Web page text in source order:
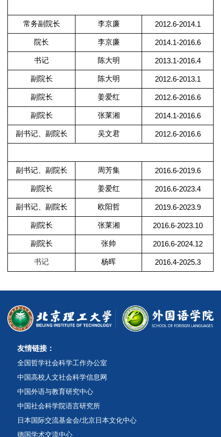
常务副院长 李京廉 2012.6-2014.1
院长 李京廉 2014.1-2016.6
书记 陈大明 2013.1-2016.4
副院长 陈大明 2012.6-2013.1
副院长 姜爱红 2012.6-2016.6
副院长 张莱湘 2014.1-2016.6
副书记、副院长 吴文君 2012.6-2016.6
副书记、副院长 周芳集 2016.6-2019.6
副院长 姜爱红 2016.6-2023.4
副书记、副院长 欧阳哲 2019.6-2023.9
副院长 张莱湘 2016.6-2023.10
副院长 张帅 2016.6-2024.12
书记 杨晖 2016.4-2025.3
友情链接：
全国哲学社会科学工作办公室
中国高校人文社会科学信息网
中国外语与教育研究中心
中国社会科学院语言研究所
日本国际交流基金会/北京日本文化中心
德国学术交流中心